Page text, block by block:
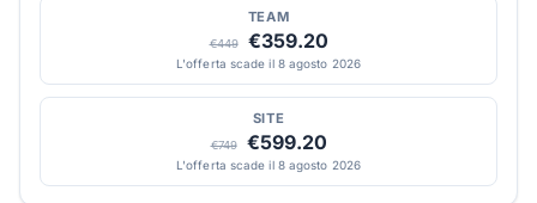
TEAM
€449 €359.20
L'offerta scade il 8 agosto 2026
SITE
€749 €599.20
L'offerta scade il 8 agosto 2026